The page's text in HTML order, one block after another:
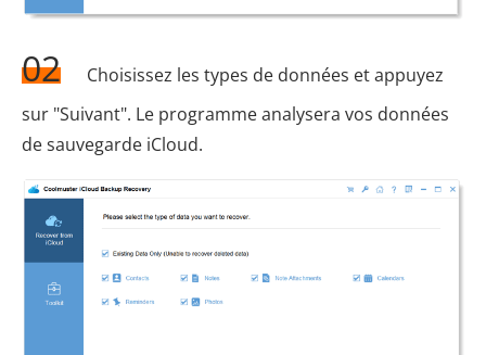
02
Choisissez les types de données et appuyez
sur "Suivant". Le programme analysera vos données
de sauvegarde iCloud.